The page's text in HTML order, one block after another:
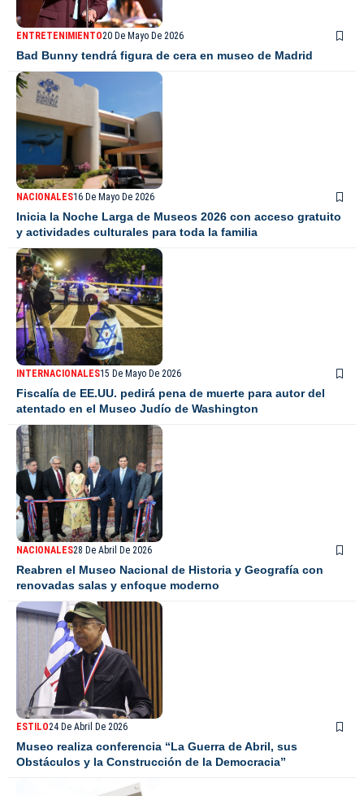
ENTRETENIMIENTO20 De Mayo De 2026
Bad Bunny tendrá figura de cera en museo de Madrid
NACIONALES16 De Mayo De 2026
Inicia la Noche Larga de Museos 2026 con acceso gratuito
y actividades culturales para toda la familia
INTERNACIONALES15 De Mayo De 2026
Fiscalía de EE.UU. pedirá pena de muerte para autor del
atentado en el Museo Judío de Washington
NACIONALES28 De Abril De 2026
Reabren el Museo Nacional de Historia y Geografía con
renovadas salas y enfoque moderno
ESTILO24 De Abril De 2026
Museo realiza conferencia “La Guerra de Abril, sus
Obstáculos y la Construcción de la Democracia”